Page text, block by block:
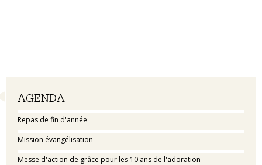
Navigation
AGENDA
Repas de fin d'année
Mission évangélisation
Messe d'action de grâce pour les 10 ans de l'adoration